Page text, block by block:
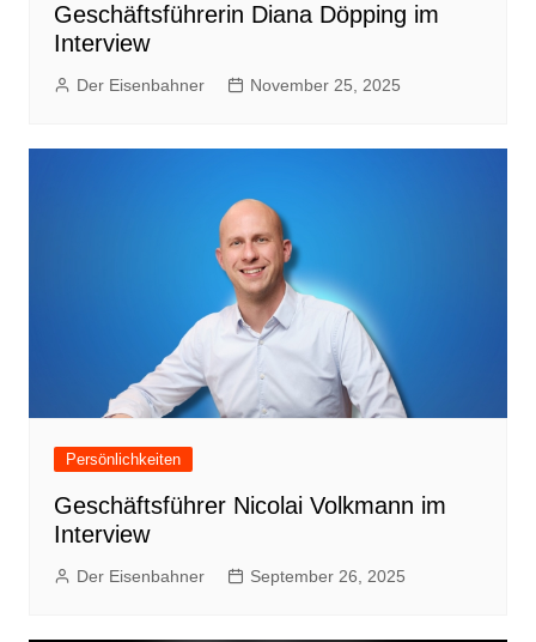
Geschäftsführerin Diana Döpping im
Interview
Der Eisenbahner November 25, 2025
Persönlichkeiten
Geschäftsführer Nicolai Volkmann im
Interview
Der Eisenbahner September 26, 2025